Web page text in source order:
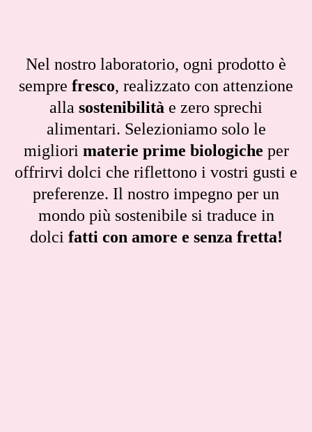
Nel nostro laboratorio, ogni prodotto è
sempre fresco, realizzato con attenzione
alla sostenibilità e zero sprechi
alimentari. Selezioniamo solo le
migliori materie prime biologiche per
offrirvi dolci che riflettono i vostri gusti e
preferenze. Il nostro impegno per un
mondo più sostenibile si traduce in
dolci fatti con amore e senza fretta!